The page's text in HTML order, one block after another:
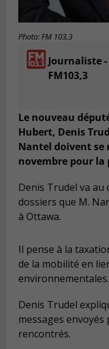
Photo: FM 103,3
Journaliste -
FM103,3
Le nouveau
Hubert, Denis
Nantel doivent se
novembre pour
Denis Trudel va
dossiers que M.
à Ottawa.
Il pense à la
de la mobilité en
environnementales.
Denis Trudel
messages
rencontrés.